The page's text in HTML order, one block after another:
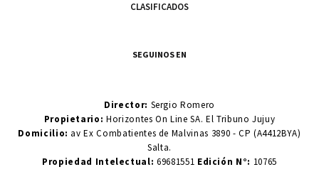
CLASIFICADOS
SEGUINOS EN
Director: Sergio Romero
Propietario:Horizontes On Line SA. El Tribuno Jujuy
Domicilio: av Ex Combatientes de Malvinas 3890 - CP (A4412BYA)
Salta.
Propiedad Intelectual: 69681551 Edición N°: 10765